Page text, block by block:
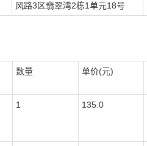
风路3区翡翠湾2栋1单元18号
数量 单价(元)
1 135.0